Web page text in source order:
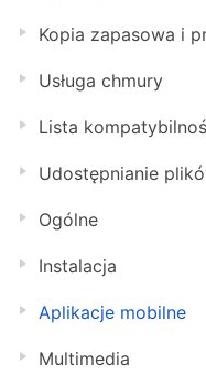
Kopia zapasowa i
Usługa chmury
Lista
Udostępnianie
Ogólne
Instalacja
Aplikacje mobilne
Multimedia